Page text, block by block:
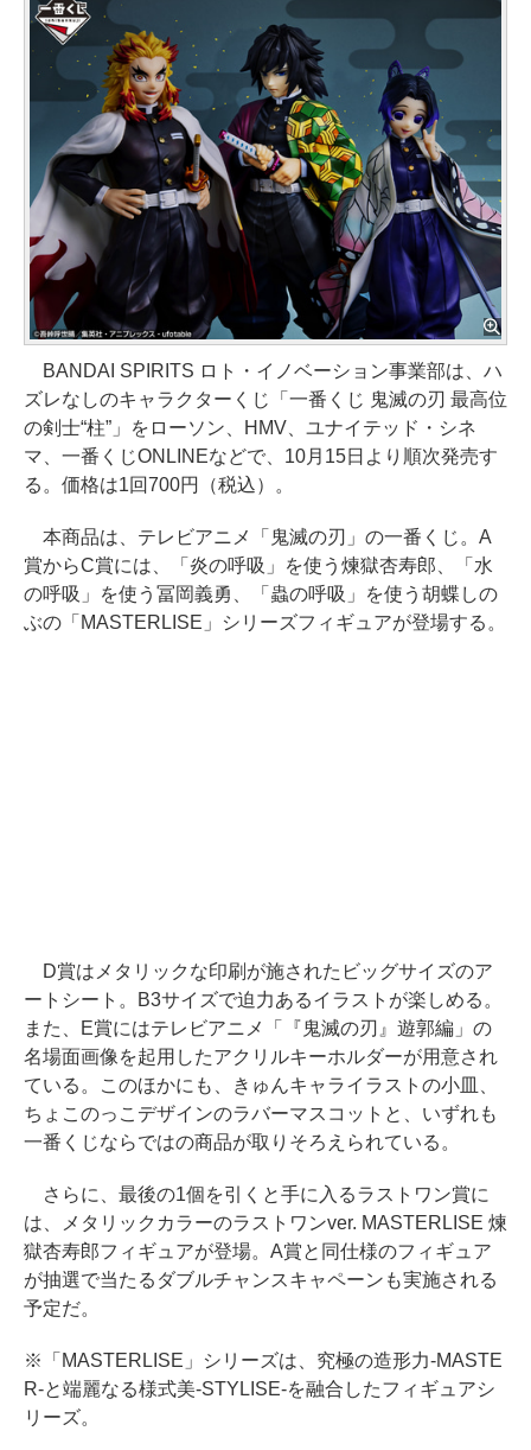
BANDAI SPIRITS ロト・イノベーション事業部は、ハ
ズレなしのキャラクターくじ「一番くじ 鬼滅の刃 最高位
の剣士“柱”」をローソン、HMV、ユナイテッド・シネ
マ、一番くじONLINEなどで、10月15日より順次発売す
る。価格は1回700円（税込）。
本商品は、テレビアニメ「鬼滅の刃」の一番くじ。A
賞からC賞には、「炎の呼吸」を使う煉獄杏寿郎、「水
の呼吸」を使う冨岡義勇、「蟲の呼吸」を使う胡蝶しの
ぶの「MASTERLISE」シリーズフィギュアが登場する。
D賞はメタリックな印刷が施されたビッグサイズのア
ートシート。B3サイズで迫力あるイラストが楽しめる。
また、E賞にはテレビアニメ「『鬼滅の刃』遊郭編」の
名場面画像を起用したアクリルキーホルダーが用意され
ている。このほかにも、きゅんキャライラストの小皿、
ちょこのっこデザインのラバーマスコットと、いずれも
一番くじならではの商品が取りそろえられている。
さらに、最後の1個を引くと手に入るラストワン賞に
は、メタリックカラーのラストワンver. MASTERLISE 煉
獄杏寿郎フィギュアが登場。A賞と同仕様のフィギュア
が抽選で当たるダブルチャンスキャペーンも実施される
予定だ。
※「MASTERLISE」シリーズは、究極の造形力-MASTE
R-と端麗なる様式美-STYLISE-を融合したフィギュアシ
リーズ。